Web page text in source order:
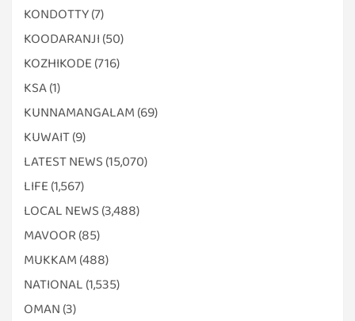
KONDOTTY(7)
KOODARANJI (50)
KOZHIKODE (716)
KSA(1)
KUNNAMANGALAM (69)
KUWAIT(9)
LATEST NEWS (15,070)
LIFE (1,567)
LOCAL NEWS (3,488)
MAVOOR (85)
MUKKAM (488)
NATIONAL (1,535)
OMAN (3)